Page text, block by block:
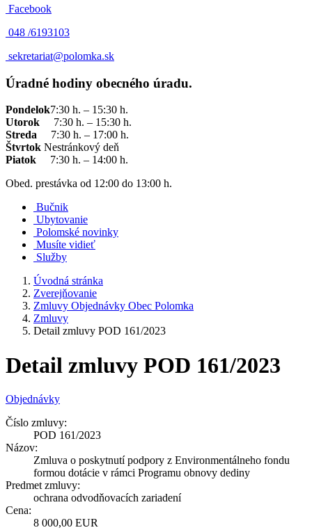
Facebook
048 /6193103
sekretariat@polomka.sk
Úradné hodiny obecného úradu.
Pondelok7:30 h. – 15:30 h.
Utorok 7:30 h. – 15:30 h.
Streda 7:30 h. – 17:00 h.
Štvrtok Nestránkový deň
Piatok
7:30 h. – 14:00 h.
Obed. prestávka od 12:00 do 13:00 h.
Bučnik
Ubytovanie
Polomské novinky
Musíte vidieť
Služby
Úvodná stránka
Zverejňovanie
Zmluvy Objednávky Obec Polomka
Zmluvy
Detail zmluvy POD 161/2023
Detail zmluvy POD 161/2023
Objednávky
Číslo zmluvy:
POD 161/2023
Názov:
Zmluva o poskytnutí podpory z Environmentálneho fondu
formou dotácie v rámci Programu obnovy dediny
Predmet zmluvy:
ochrana odvodňovacích zariadení
Cena:
8 000,00 EUR